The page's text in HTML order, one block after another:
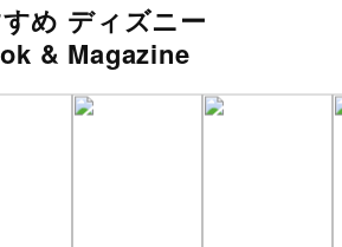
め ディズニー
& Magazine